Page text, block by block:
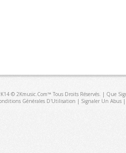
© 2Kmusic.com™ Tous Droits Réservés. | Que
Générales D'Utilisation | Signaler Un Abus |